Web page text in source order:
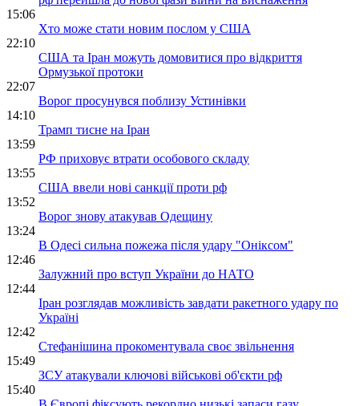
15:06
Хто може стати новим послом у США
22:10
США та Іран можуть домовитися про відкриття
Ормузької протоки
22:07
Ворог просунувся поблизу Устинівки
14:10
Трамп тисне на Іран
13:59
РФ приховує втрати особового складу
13:55
США ввели нові санкції проти рф
13:52
Ворог знову атакував Одещину
13:24
В Одесі сильна пожежа після удару "Оніксом"
12:46
Залужний про вступ України до НАТО
12:44
Іран розглядав можливість завдати ракетного удару по
Україні
12:42
Стефанішина прокоментувала своє звільнення
15:49
ЗСУ атакували ключові військові об'єкти рф
15:40